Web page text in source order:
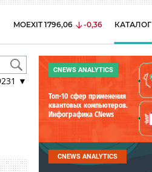
MOEXIT 1796,06 -0,36 КАТАЛОГ
▼
CNEWS ANALYTICS
Топ-10 сфер применения
квантовых компьютеров.
Инфографика CNews
CNEWS ANALYTICS